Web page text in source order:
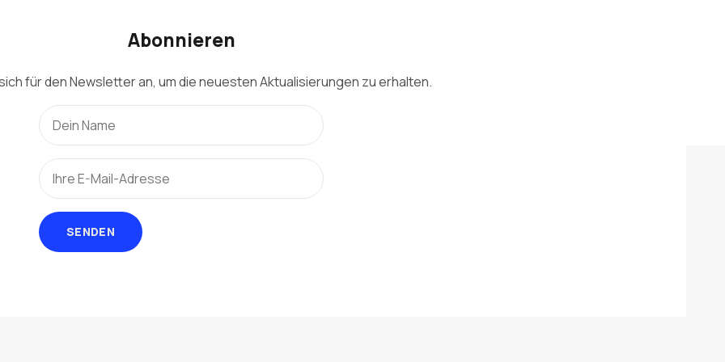
Abonnieren
für den Newsletter an, um die neuesten Aktualisierungen zu erhalten.
SENDEN